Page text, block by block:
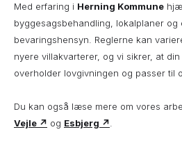
Med erfaring i Herning Kommune
byggesagsbehandling, lokalplaner og
bevaringshensyn. Reglerne kan
nyere villakvarterer, og vi sikrer, at
overholder lovgivningen og passer til
Du kan også læse mere om vores
Vejle ↗ og Esbjerg ↗.